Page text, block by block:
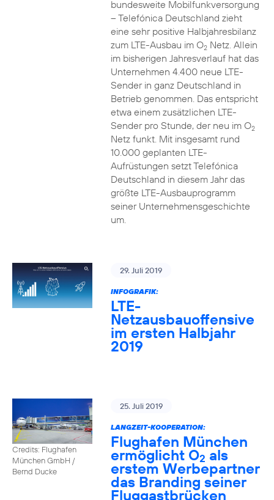
bundesweite Mobilfunkversorgung
– Telefónica Deutschland zieht
eine sehr positive Halbjahresbilanz
zum LTE-Ausbau im O2Netz. Allein
im bisherigen Jahresverlauf hat das
Unternehmen 4.400 neue LTE-
Sender in ganz Deutschland in
Betrieb genommen. Das entspricht
etwa einem zusätzlichen LTE-
Sender pro Stunde, der neu im O2
Netz funkt. Mit insgesamt rund
10.000 geplanten LTE-
Aufrüstungen setzt Telefónica
Deutschland in diesem Jahr das
größte LTE-Ausbauprogramm
seiner Unternehmensgeschichte
um.
29. Juli 2019
INFOGRAFIK:
LTE-
Netzausbauoffensive
im ersten Halbjahr
2019
Credits: Flughafen
München GmbH /
Bernd Ducke
25. Juli 2019
LANGZEIT-KOOPERATION:
Flughafen München
ermöglicht O2 als
erstem Werbepartner
das Branding seiner
Fluggastbrücken